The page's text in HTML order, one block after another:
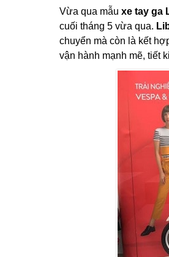
Vừa qua mẫu xe tay ga
cuối tháng 5 vừa qua.
chuyển mà còn là kết
vận hành mạnh mẽ, tiết